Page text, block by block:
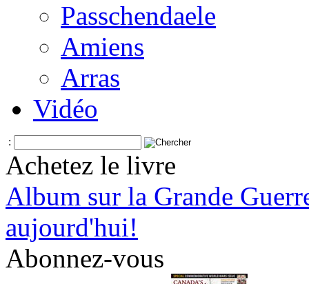
Passchendaele
Amiens
Arras
Vidéo
:
Achetez le livre
Album sur la Grande
aujourd'hui!
Abonnez-vous